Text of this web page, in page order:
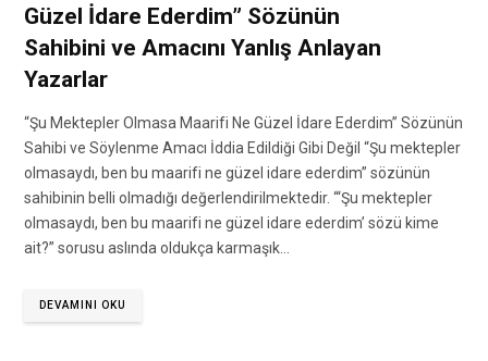
Güzel İdare Ederdim” Sözünün
Sahibini ve Amacını Yanlış Anlayan
Yazarlar
“Şu Mektepler Olmasa Maarifi Ne Güzel İdare Ederdim” Sözünün
Sahibi ve Söylenme Amacı İddia Edildiği Gibi Değil “Şu mektepler
olmasaydı, ben bu maarifi ne güzel idare ederdim” sözünün
sahibinin belli olmadığı değerlendirilmektedir. “‘Şu mektepler
olmasaydı, ben bu maarifi ne güzel idare ederdim’ sözü kime
ait?” sorusu aslında oldukça karmaşık…
DEVAMINI OKU